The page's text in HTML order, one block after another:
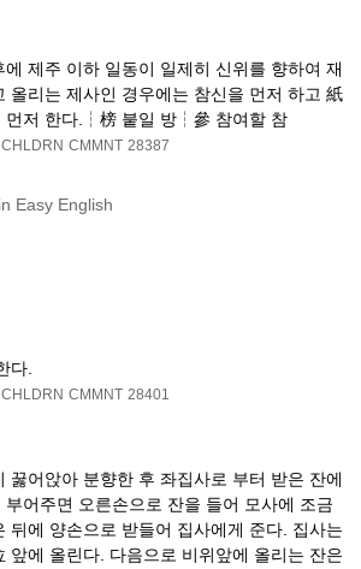
제주 이하 일동이 일제히 신위를 향하여 재
올리는 제사인 경우에는 참신을 먼저 하고 紙
먼저 한다.┆榜 붙일 방┆參 참여할 참
CHLDRN CMMNT 28387
Easy English
다.
CHLDRN CMMNT 28401
꿇어앉아 분향한 후 좌집사로 부터 받은 잔에
어주면 오른손으로 잔을 들어 모사에 조금
뒤에 양손으로 받들어 집사에게 준다. 집사는
앞에 올린다. 다음으로 비위앞에 올리는 잔은